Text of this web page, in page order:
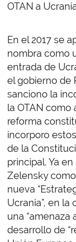
OTAN a
En el 2017 se
nombra como
entrada de
el gobierno de
sanciono la
la OTAN como
reforma
incorporo
de la
principal. Ya
Zelensky
nueva
Ucrania”, en la
una “amenaza
desarrollo de